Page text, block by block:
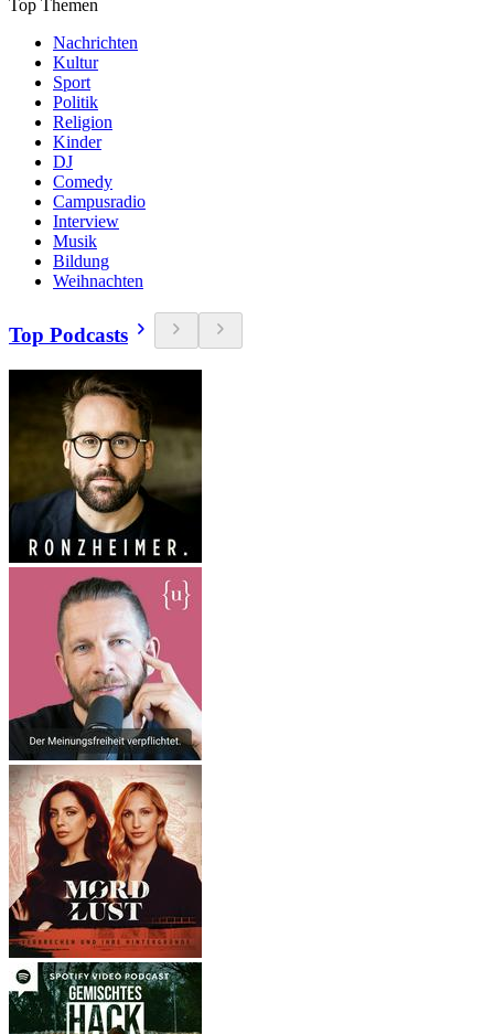
Top Themen
Nachrichten
Kultur
Sport
Politik
Religion
Kinder
DJ
Comedy
Campusradio
Interview
Musik
Bildung
Weihnachten
Top Podcasts